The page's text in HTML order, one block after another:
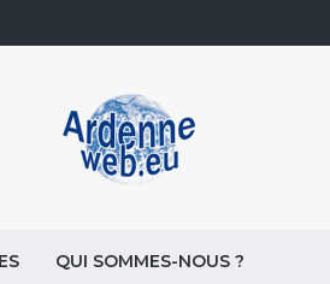
QUI SOMMES-NOUS ?